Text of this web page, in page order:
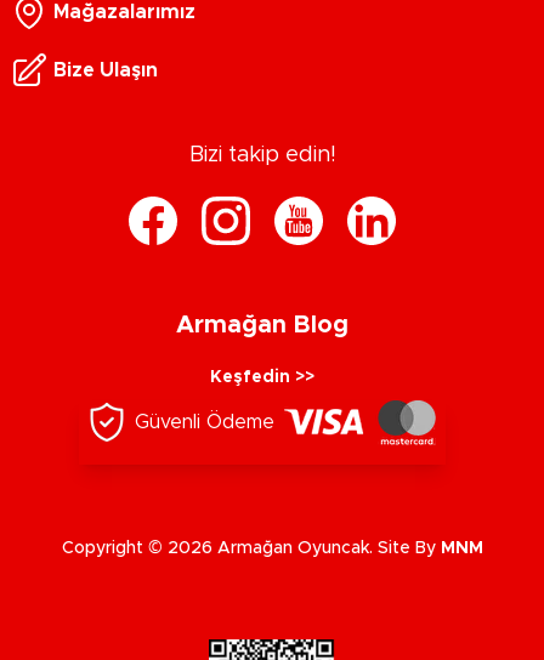
Mağazalarımız
Bize Ulaşın
Bizi takip edin!
Armağan Blog
Keşfedin >>
Güvenli Ödeme
Copyright © 2026 Armağan Oyuncak. Site By MNM